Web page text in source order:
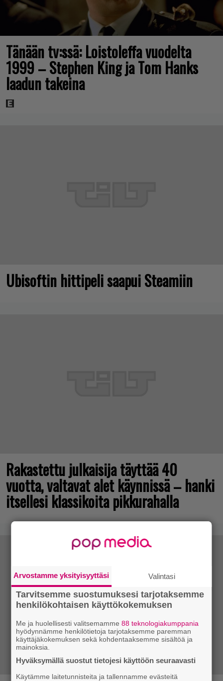
Tänään tv:ssä: Loistoleffa vuodelta
1999 – Stephen King ja Tom Hanks
laadun takeina
Ubisoftin hittipeli saapui Steamiin
Rakastettu julkaisija täyttää 40
vuotta, valtavat alet käynnissä – hanki
itsellesi klassikoita pikkurahalla
Arvostamme yksityisyyttäsi Valintasi
Tarvitsemme suostumuksesi tarjotaksemme
henkilökohtaisen käyttökokemuksen
Me ja huolellisesti valitsemamme88 teknologiakumppania
hyödynnämme henkilötietoja tarjotaksemme paremman
käyttäjäkokemuksen sekä kohdentaaksemme sisältöä ja
mainoksia.
Hyväksymällä suostut tietojesi käyttöön seuraavasti
Käytämme laitetunnisteita ja tallennamme evästeitä